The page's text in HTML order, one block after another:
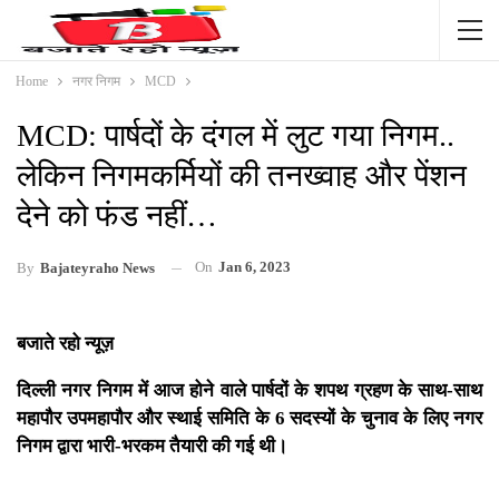
Home नगर निगम MCD
MCD: पार्षदों के दंगल में लुट गया निगम..
लेकिन निगमकर्मियों की तनख्वाह और पेंशन
देने को फंड नहीं…
By Bajateyraho News On Jan 6, 2023
बजाते रहो न्यूज़
दिल्ली नगर निगम में आज होने वाले पार्षदों के शपथ ग्रहण के साथ-साथ
महापौर उपमहापौर और स्थाई समिति के 6 सदस्यों के चुनाव के लिए नगर
निगम द्वारा भारी-भरकम तैयारी की गई थी।